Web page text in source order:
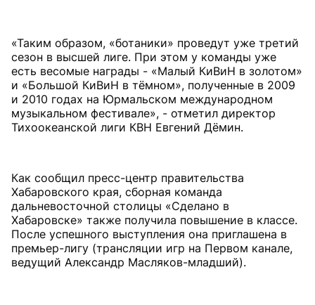
«Таким образом, «ботаники» проведут уже третий
сезон в высшей лиге. При этом у команды уже
есть весомые награды - «Малый КиВиН в золотом»
и «Большой КиВиН в тёмном», полученные в 2009
и 2010 годах на Юрмальском международном
музыкальном фестивале», - отметил директор
Тихоокеанской лиги КВН Евгений Дёмин.
Как сообщил пресс-центр правительства
Хабаровского края, сборная команда
дальневосточной столицы «Сделано в
Хабаровске» также получила повышение в классе.
После успешного выступления она приглашена в
премьер-лигу (трансляции игр на Первом канале,
ведущий Александр Масляков-младший).